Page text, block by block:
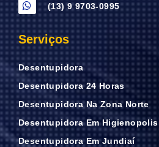
(13) 9 9703-0995
Serviços
Desentupidora
Desentupidora 24 Horas
Desentupidora Na Zona Norte
Desentupidora Em Higienopolis
Desentupidora Em Jundiaí